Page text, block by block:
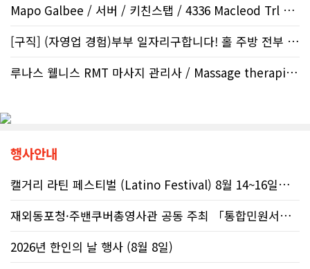
Mapo Galbee / 서버 / 키친스탭 / 4336 Macleod Trl SW
[구직] (자영업 경험)부부 일자리구합니다! 홀 주방 전부 할수 있습니다..
루나스 웰니스 RMT 마사지 관리사 / Massage therapist / 마사지..
행사안내
캘거리 라틴 페스티벌 (Latino Festival) 8월 14~16일까지
재외동포청·주밴쿠버총영사관 공동 주최 「통합민원서비스 온라인 화상상담회..
2026년 한인의 날 행사 (8월 8일)